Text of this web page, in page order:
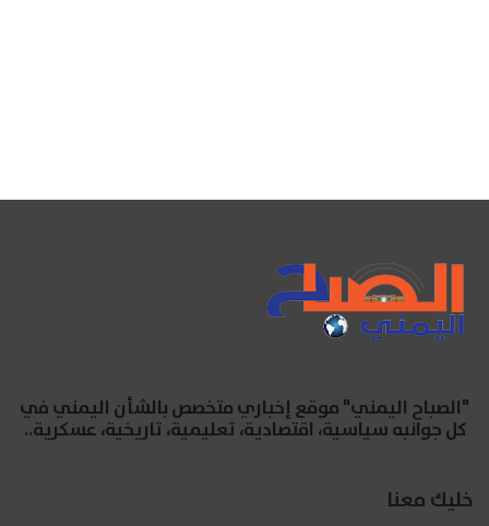
"الصباح اليمني" موقع إخباري متخصص بالشأن اليمني في
كل جوانبه سياسية، اقتصادية، تعليمية، تاريخية، عسكرية..
خليك معنا